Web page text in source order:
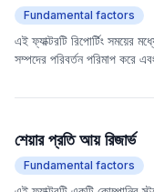
Fundamental factors
এই ফ্যাক্টরটি রিপোর্টিং সময়ের
সম্পদের পরিবর্তন পরিমাপ করে
হার কোম্পানির ব্যবসার সম্প্রসার
শেয়ার প্রতি আয় রিজার্ভ
Fundamental factors